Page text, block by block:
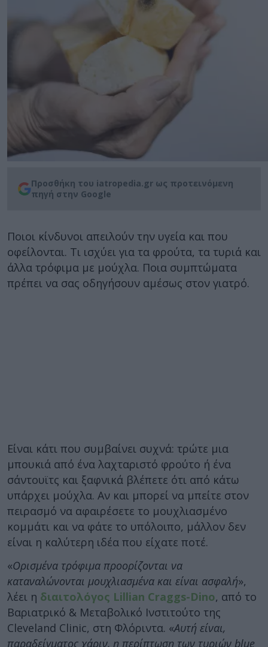
Προσθήκη του iatropedia.gr ως προτεινόμενη
πηγή στην Google
Ποιοι κίνδυνοι απειλούν την υγεία και που
οφείλονται. Τι ισχύει για τα φρούτα, τα τυριά και
άλλα τρόφιμα με μούχλα. Ποια συμπτώματα
πρέπει να σας οδηγήσουν αμέσως στον γιατρό.
Είναι κάτι που συμβαίνει συχνά: τρώτε μια
μπουκιά από ένα λαχταριστό φρούτο ή ένα
σάντουϊτς και ξαφνικά βλέπετε ότι από κάτω
υπάρχει μούχλα. Αν και μπορεί να μπείτε στον
πειρασμό να αφαιρέσετε το μουχλιασμένο
κομμάτι και να φάτε το υπόλοιπο, μάλλον δεν
είναι η καλύτερη ιδέα που είχατε ποτέ.
«Ορισμένα τρόφιμα προορίζονται να
καταναλώνονται μουχλιασμένα και είναι ασφαλή»,
λέει η διαιτολόγος Lillian Craggs-Dino, από το
Βαριατρικό & Μεταβολικό Ινστιτούτο της
Cleveland Clinic, στη Φλόριντα. «Αυτή είναι,
παραδείγματος χάριν, η περίπτωση των τυριών blue